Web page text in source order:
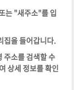
는 "새주소"를 입
집을 들어갑니다.
주소를 검색할 수
상세 정보를 확인